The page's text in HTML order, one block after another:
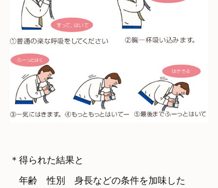
＊得られた結果と
年齢　性別　身長などの条件を加味した